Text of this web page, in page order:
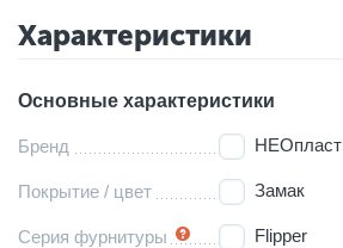
Характеристики
Основные характеристики
Бренд НЕОпласт
Покрытие / цвет Замак
Серия фурнитуры Flipper